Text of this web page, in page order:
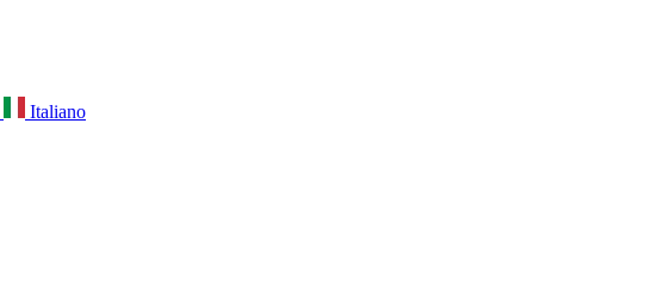
Italiano